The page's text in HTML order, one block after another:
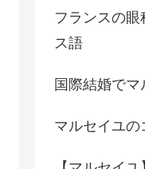
フランスの
ス語
国際結婚で
マルセイユの